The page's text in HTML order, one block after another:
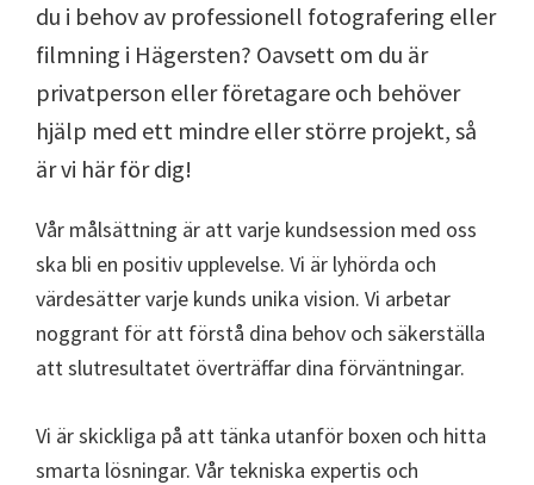
du i behov av professionell fotografering eller
filmning i Hägersten? Oavsett om du är
privatperson eller företagare och behöver
hjälp med ett mindre eller större projekt, så
är vi här för dig!
Vår målsättning är att varje kundsession med oss
ska bli en positiv upplevelse. Vi är lyhörda och
värdesätter varje kunds unika vision. Vi arbetar
noggrant för att förstå dina behov och säkerställa
att slutresultatet överträffar dina förväntningar.
Vi är skickliga på att tänka utanför boxen och hitta
smarta lösningar. Vår tekniska expertis och